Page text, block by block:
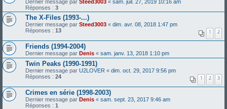
Dernier message par Steed3003 « sam. juil. 27, 2019 10:16 am
Réponses : 3
The X-Files (1993-...)
Dernier message par Steed3003 « dim. avr. 08, 2018 1:47 pm
Réponses : 13 1 2
Friends (1994-2004)
Dernier message par Denis « sam. janv. 13, 2018 1:10 pm
Twin Peaks (1990-1991)
Dernier message par U2LOVER « dim. oct. 29, 2017 9:56 pm
Réponses : 24 1 2 3
Crimes en série (1998-2003)
Dernier message par Denis « sam. sept. 23, 2017 9:46 am
Réponses : 1